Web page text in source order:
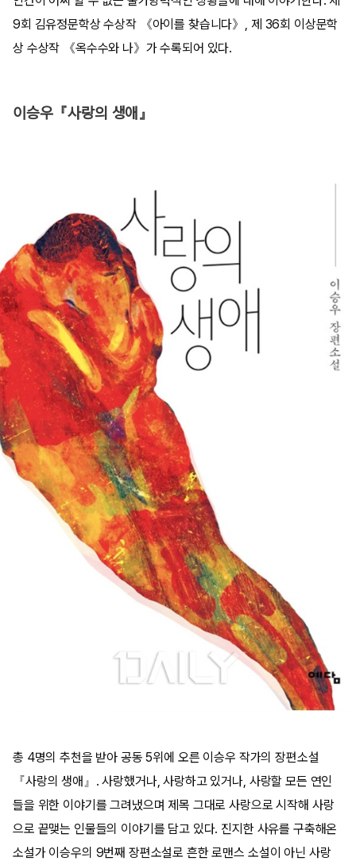
9회 김유정문학상 수상작 《아이를 찾습니다》, 제 36회 이상문학
상 수상작 《옥수수와 나》가 수록되어 있다.
이승우『사랑의 생애』
총 4명의 추천을 받아 공동 5위에 오른 이승우 작가의 장편소설
『사랑의 생애』. 사랑했거나, 사랑하고 있거나, 사랑할 모든 연인
들을 위한 이야기를 그려냈으며 제목 그대로 사랑으로 시작해 사랑
으로 끝맺는 인물들의 이야기를 담고 있다. 진지한 사유를 구축해온
소설가 이승우의 9번째 장편소설로 흔한 로맨스 소설이 아닌 사랑